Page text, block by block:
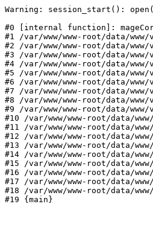
Warning: session_start():
#0 [internal function]:
#1 /var/www/www-root/data/
#2 /var/www/www-root/data/
#3 /var/www/www-root/data/
#4 /var/www/www-root/data/
#5 /var/www/www-root/data/
#6 /var/www/www-root/data/
#7 /var/www/www-root/data/
#8 /var/www/www-root/data/
#9 /var/www/www-root/data/
#10 /var/www/www-root/data/
#11 /var/www/www-root/data/
#12 /var/www/www-root/data/
#13 /var/www/www-root/data/
#14 /var/www/www-root/data/
#15 /var/www/www-root/data/
#16 /var/www/www-root/data/
#17 /var/www/www-root/data/
#18 /var/www/www-root/data/
#19 {main}